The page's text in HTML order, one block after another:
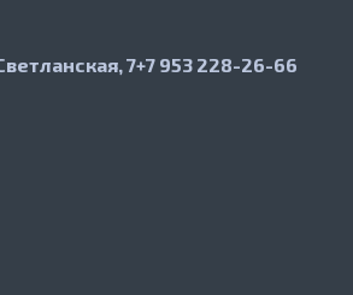
7+7 953 228-26-66